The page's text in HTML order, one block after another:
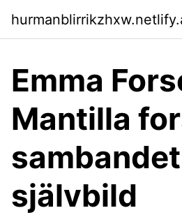
Emma
Mantilla
självbild